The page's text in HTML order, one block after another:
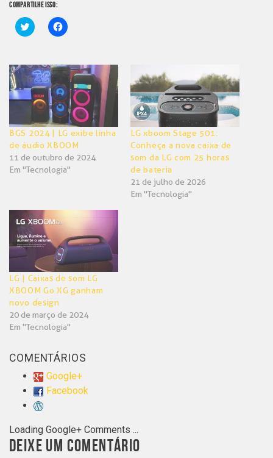
COMPARTILHE ISSO:
Clique
para
em
nova
janela)
Clique
para
em
nova
janela)
BGS 2024 | LG exibe linha
de áudio XBOOM
11 de outubro de 2024
Em "Tecnologia"
LG xboom Stage 501:
Conheça a nova caixa de
som da LG com 25 horas
de bateria
21 de julho de 2026
Em "Tecnologia"
LG | Caixas de som LG
XBOOM Go XG ganham
novo design
20 de março de 2024
Em "Tecnologia"
COMENTÁRIOS
Google+
Facebook
Loading Google+ Comments ...
DEIXE UM COMENTÁRIO